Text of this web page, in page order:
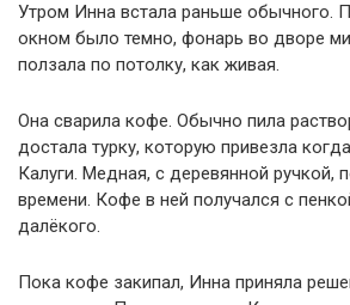
Утром Инна встала раньше обычного.
окном было темно, фонарь во дворе
ползала по потолку, как живая.
Она сварила кофе. Обычно пила
достала турку, которую привезла
Калуги. Медная, с деревянной ручкой,
времени. Кофе в ней получался с
далёкого.
Пока кофе закипал, Инна приняла